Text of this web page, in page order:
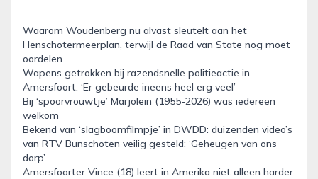
Waarom Woudenberg nu alvast sleutelt aan het
Henschotermeerplan, terwijl de Raad van State nog moet
oordelen
Wapens getrokken bij razendsnelle politieactie in
Amersfoort: ‘Er gebeurde ineens heel erg veel’
Bij ‘spoorvrouwtje’ Marjolein (1955-2026) was iedereen
welkom
Bekend van ‘slagboomfilmpje’ in DWDD: duizenden video’s
van RTV Bunschoten veilig gesteld: ‘Geheugen van ons
dorp’
Amersfoorter Vince (18) leert in Amerika niet alleen harder